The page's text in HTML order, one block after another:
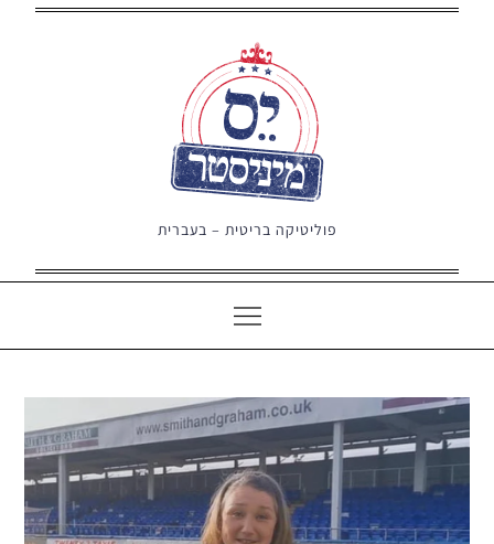
פוליטיקה בריטית – בעברית